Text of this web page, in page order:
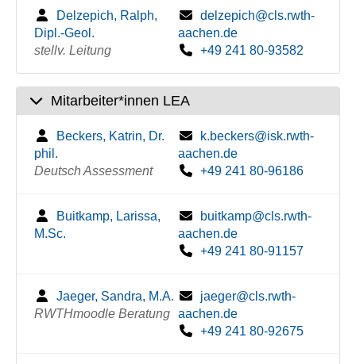
Delzepich, Ralph,
Dipl.-Geol.
stellv. Leitung
delzepich@cls.rwth-
aachen.de
+49 241 80-93582
Mitarbeiter*innen LEA
Beckers, Katrin, Dr.
phil.
Deutsch Assessment
k.beckers@isk.rwth-
aachen.de
+49 241 80-96186
Buitkamp, Larissa,
M.Sc.
buitkamp@cls.rwth-
aachen.de
+49 241 80-91157
Jaeger, Sandra, M.A.
RWTHmoodle Beratung
jaeger@cls.rwth-
aachen.de
+49 241 80-92675